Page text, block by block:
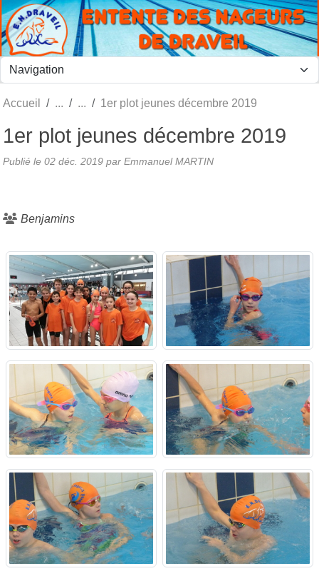
Accueil 1er plot jeunes décembre 2019
1er plot jeunes décembre 2019
Publié le 02 déc. 2019 par Emmanuel MARTIN
Benjamins
Panneau de gestion des cookies